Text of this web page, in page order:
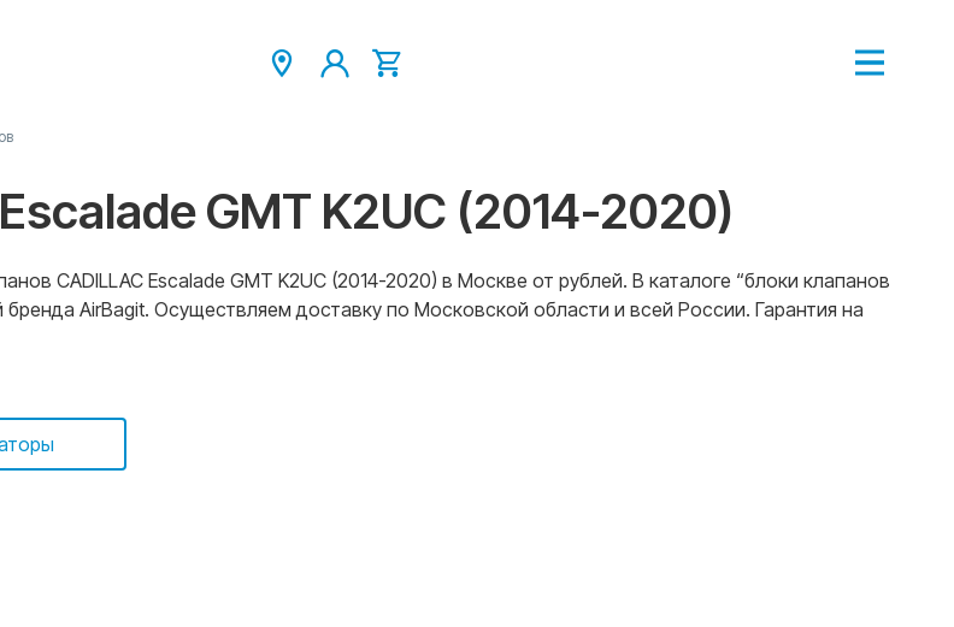
GMT K2UC (2014-2020)
CADILLAC Escalade GMT K2UC (2014-2020) в Москве от рублей. В каталоге “блоки клапанов
AirBagit. Осуществляем доставку по Московской области и всей России. Гарантия на